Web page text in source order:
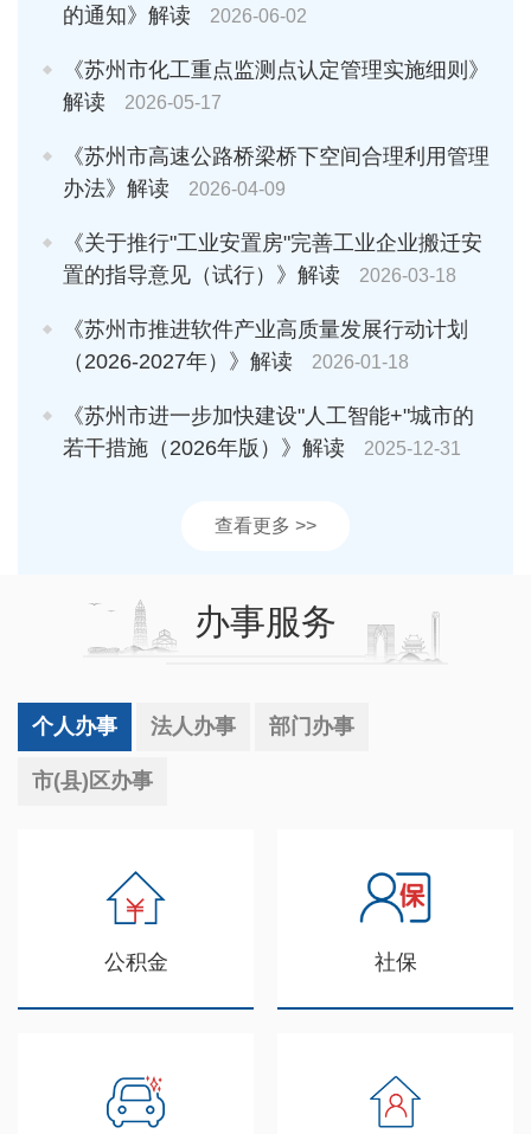
的通知》解读
2026-06-02
《苏州市化工重点监测点认定管理实施细则》
解读
2026-05-17
《苏州市高速公路桥梁桥下空间合理利用管理
办法》解读
2026-04-09
《关于推行"工业安置房"完善工业企业搬迁安
置的指导意见（试行）》解读
2026-03-18
《苏州市推进软件产业高质量发展行动计划
（2026-2027年）》解读
2026-01-18
《苏州市进一步加快建设"人工智能+"城市的
若干措施（2026年版）》解读
2025-12-31
查看更多 >>
办事服务
个人办事 法人办事 部门办事
市(县)区办事
公积金 社保